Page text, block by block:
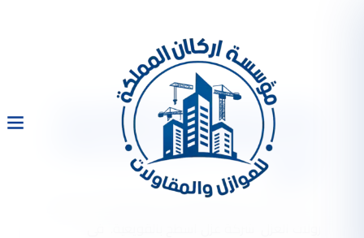
شركة عزل اسطح بالقويعية
0533334179 عزل حرارى رولات